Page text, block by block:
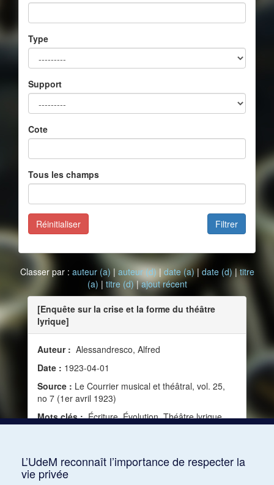
Type
Support
Cote
Tous les champs
Filtrer
Réinitialiser
Classer par : auteur (a) | auteur (d) | date (a)| date (d)|titre
(a) | titre (d)|ajout récent
[Enquête sur la crise et la forme du théâtre
lyrique]
Auteur : Alessandresco, Alfred
Date : 1923-04-01
Source : Le Courrier musical et théâtral, vol. 25,
no 7 (1er avril 1923)
Mots clés :Écriture, Évolution, Théâtre lyrique,
L’UdeM reconnaît l’importance de respecter la
vie privée